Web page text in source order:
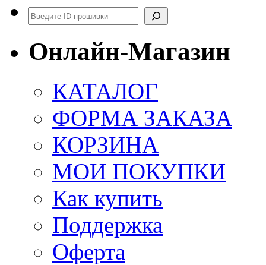
Поиск
Онлайн-Магазин
КАТАЛОГ
ФОРМА ЗАКАЗА
КОРЗИНА
МОИ ПОКУПКИ
Как купить
Поддержка
Оферта